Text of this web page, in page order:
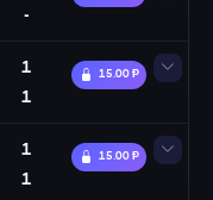
-
1
1
15.00 Ᵽ
1
1
15.00 Ᵽ